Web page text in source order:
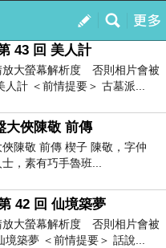
我的
訂閱
43 回 美人計
放大螢幕解析度 否則相片會被
計 ＜前情提要＞ 古墓派...
俠陳敬 前傳
陳敬 前傳 楔子 陳敬，字仲
，素有巧手魯班...
42 回 仙境築夢
放大螢幕解析度 否則相片會被
築夢 ＜前情提要＞ 話說...